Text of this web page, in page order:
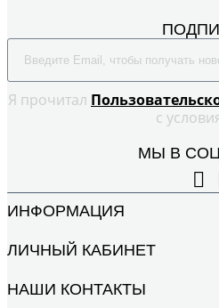
Я прочитал
с
МЫ В
ИНФОРМАЦИЯ
ЛИЧНЫЙ КАБИНЕТ
НАШИ КОНТАКТЫ